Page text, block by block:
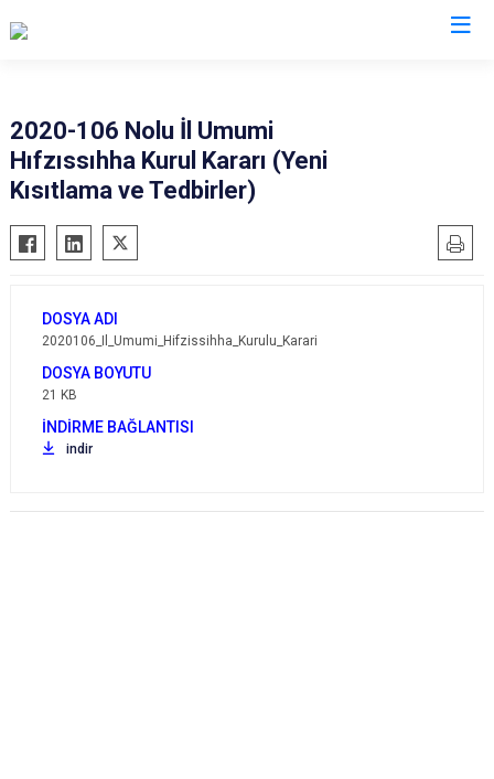
2020-106 Nolu İl Umumi
Hıfzıssıhha Kurul Kararı (Yeni
Kısıtlama ve Tedbirler)
2020106_Il_Umumi_Hifzissihha_Kurulu_Karari
21 KB
indir